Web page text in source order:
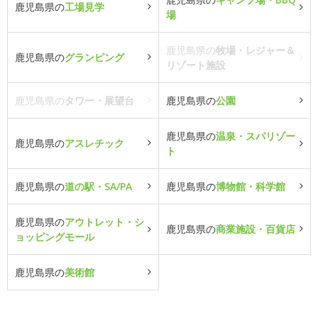
鹿児島県の工場見学
場
鹿児島県のグランピング
鹿児島県の牧場・レジャー＆
リゾート施設
鹿児島県のタワー・展望台 鹿児島県の公園
鹿児島県のアスレチック
鹿児島県の温泉・スパリゾー
ト
鹿児島県の道の駅・SA/PA 鹿児島県の博物館・科学館
鹿児島県のアウトレット・シ
ョッピングモール
鹿児島県の商業施設・百貨店
鹿児島県の美術館